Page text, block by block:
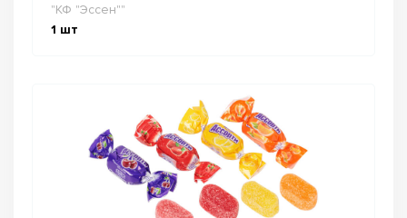
"КФ "Эссен""
1 шт